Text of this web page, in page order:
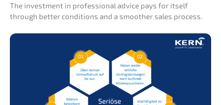
The invest­ment in profes­sio­nal advice pays for itself
through better condi­ti­ons and a smoot­her sales process.